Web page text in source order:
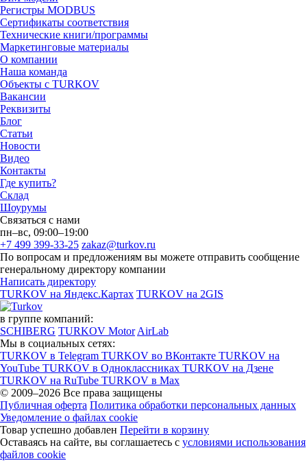
Регистры MODBUS
Сертификаты соответствия
Технические книги/программы
Маркетинговые материалы
О компании
Наша команда
Объекты с TURKOV
Вакансии
Реквизиты
Блог
Статьи
Новости
Видео
Контакты
Где купить?
Склад
Шоурумы
Связаться с нами
пн–вс, 09:00–19:00
+7 499 399-33-25 zakaz@turkov.ru
По вопросам и предложениям вы можете отправить сообщение
генеральному директору компании
Написать директору
TURKOV на Яндекс.Картах TURKOV на 2GIS
в группе компаний:
SCHIBERG TURKOV Motor AirLab
Мы в социальных сетях:
TURKOV в Telegram TURKOV во ВКонтакте TURKOV на
YouTube TURKOV в Одноклассниках TURKOV на Дзене
TURKOV на RuTube TURKOV в Max
© 2009–2026 Все права защищены
Публичная оферта Политика обработки персональных данных
Уведомление о файлах cookie
Товар успешно добавлен Перейти в корзину
Оставаясь на сайте, вы соглашаетесь с условиями использования
файлов cookie